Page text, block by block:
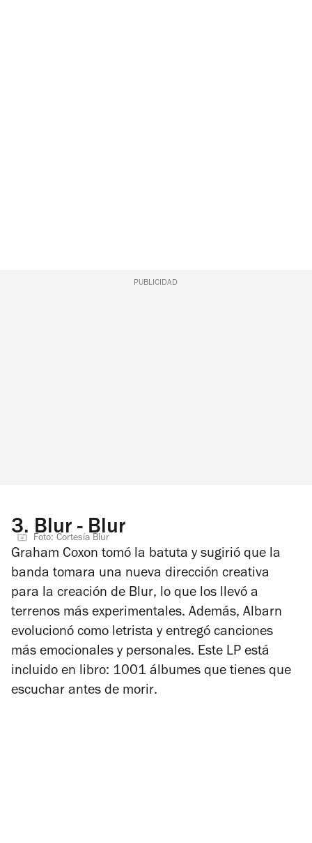
PUBLICIDAD
3. Blur - Blur
Foto: Cortesía Blur
Graham Coxon tomó la batuta y sugirió que la
banda tomara una nueva dirección creativa
para la creación de Blur, lo que los llevó a
terrenos más experimentales. Además, Albarn
evolucionó como letrista y entregó canciones
más emocionales y personales. Este LP está
incluido en libro: 1001 álbumes que tienes que
escuchar antes de morir.